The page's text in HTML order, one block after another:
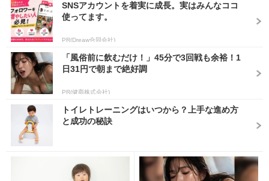
SNSアカウントを着実に成長。実はみんなココ
使ってます。
PR(Dreaw合同会社)
「風俗前に飲むだけ！」45分で3回戦も余裕！1
日31円で朝まで絶好調
PR(健商株式会社)
トイレトレーニングはいつから？上手な進め方
と成功の秘訣